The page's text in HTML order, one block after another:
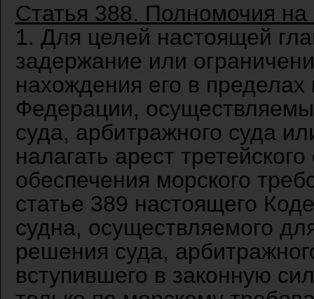
Статья 388. Полномочия на
1. Для целей настоящей
задержание или
нахождения его в
Федерации,
суда, арбитражного суда
налагать арест
обеспечения морского
статье 389 настоящего
судна, осуществляемого
решения суда,
вступившего в законную